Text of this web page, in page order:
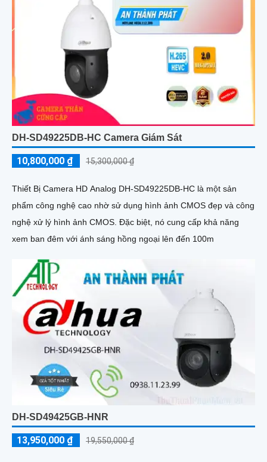
DH-SD49225DB-HC Camera Giám Sát
10,800,000 ₫ 15,300,000 ₫
Thiết Bị Camera HD Analog DH-SD49225DB-HC là một sản
phẩm công nghệ cao nhờ sử dụng hình ảnh CMOS đẹp và công
nghệ xử lý hình ảnh CMOS. Đặc biệt, nó cung cấp khả năng
xem ban đêm với ánh sáng hồng ngoại lên đến 100m
DH-SD49425GB-HNR
13,950,000 ₫ 19,550,000 ₫